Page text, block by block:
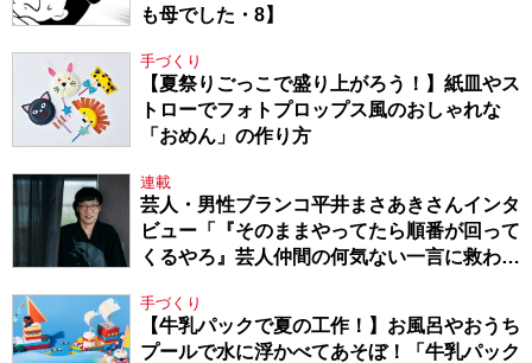
も母でした・8】
手づくり
【夏祭りごっこで盛り上がろう！】紙皿やス
トローでフォトプロップス風のおしゃれな
「おめん」の作り方
連載
芸人・男性ブランコ平井まさあきさんインタ
ビュー「『そのままやってたら順番が回って
くるやろ』芸人仲間の何気ない一言に救われ
手づくり
【牛乳パックで夏の工作！】お風呂やおうち
プールで水に浮かべてあそぼ！「牛乳パック